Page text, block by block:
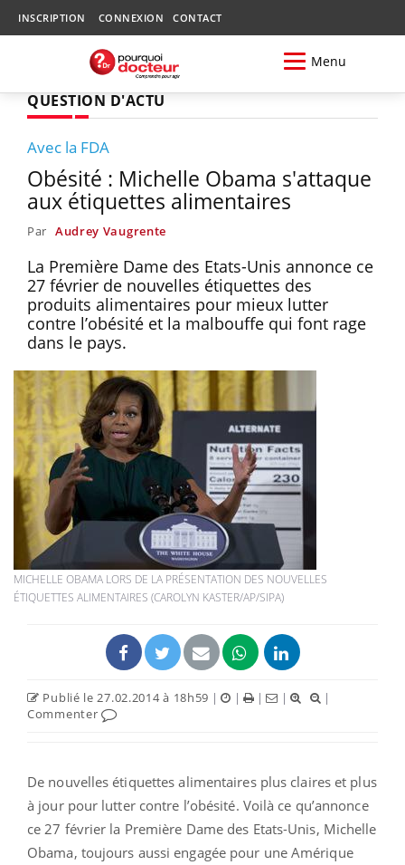
INSCRIPTION CONNEXION CONTACT
Menu
QUESTION D'ACTU
Avec la FDA
Obésité : Michelle Obama s'attaque
aux étiquettes alimentaires
Par Audrey Vaugrente
La Première Dame des Etats-Unis annonce ce
27 février de nouvelles étiquettes des
produits alimentaires pour mieux lutter
contre l’obésité et la malbouffe qui font rage
dans le pays.
MICHELLE OBAMA LORS DE LA PRÉSENTATION DES NOUVELLES
ÉTIQUETTES ALIMENTAIRES (CAROLYN KASTER/AP/SIPA)
Publié le 27.02.2014 à 18h59 | | | |
|
Commenter
De nouvelles étiquettes alimentaires plus claires et plus
à jour pour lutter contre l’obésité. Voilà ce qu’annonce
ce 27 février la Première Dame des Etats-Unis, Michelle
Obama, toujours aussi engagée pour une Amérique